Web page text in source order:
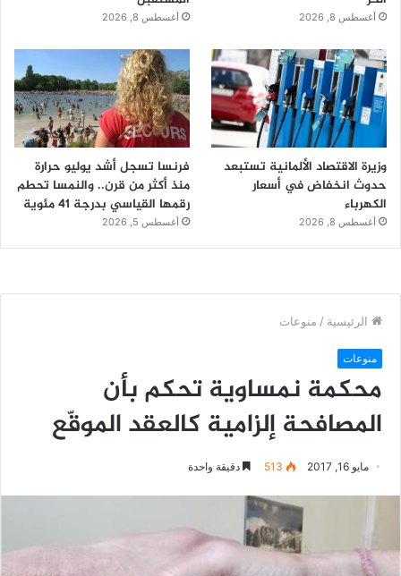
أغسطس 8, 2026 أغسطس 8, 2026
وزيرة الاقتصاد الألمانية تستبعد
حدوث انخفاض في أسعار
الكهرباء
أغسطس 8, 2026
فرنسا تسجل أشد يوليو حرارة
منذ أكثر من قرن.. والنمسا تحطم
رقمها القياسي بدرجة 41 مئوية
أغسطس 5, 2026